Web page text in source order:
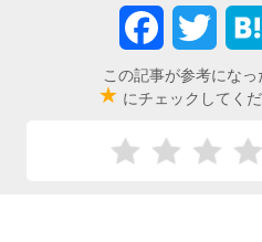
この記事が参考になっ
★ にチェックしてくだ
FacebookTwitter